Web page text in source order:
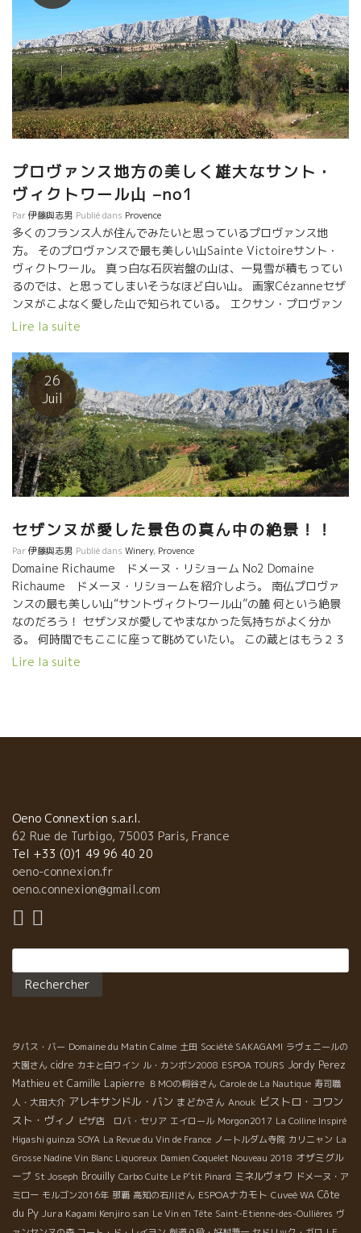
プロヴァンス地方の美しく雄大なサント・
ヴィクトワール山 –no1
Par伊藤與志男 Publié dans Provence
多くのフランス人が住んでみたいと思っているプロヴァンス地
方。 そのプロヴァンスで最も美しい山Sainte Victoireサント・
ヴィクトワール。 真っ白な石灰岩盤の山は、一見雪が積もってい
るのでは、と思ってしまいそうなほど白い山。 画家Cézanneセザ
ンヌがこよなく愛した山で知られている。 エクサン・プロヴァン
スの街から東に車を飛ばせばすぐに見えてくる。 全長１８Km,最
ト。
Lire la suite
26
Juil
セザンヌが愛した景色の真ん中の絶景！！
Par伊藤與志男 Publié dans Winery, Provence
Domaine Richaume ドメーヌ・リショーム No2 Domaine
Richaume ドメーヌ・リショームを紹介しよう。 南仏プロヴァ
ンスの最も美しい山“サントヴィクトワール山”の麓 何という絶景
なのだろう！ セザンヌが愛してやまなかった気持ちがよく分か
る。 何時間でもここに座って眺めていたい。 この蔵とはもう２３
年前からの付き合いだ。 最初はお父さんのエニンドさんだった。
ン醸造を経験。特にカリフォルニアには長くいた、90年代に、こ
こプロヴァンスに帰ってきた。当時、カルフォルニアも濃厚なワ
インが全盛期の時代だった。 その頃の、シルヴァンさんのワイン
は、本当に濃縮していた。1998年はそのころのワインだ。
Lire la suite
Oeno Connextion s.a.r.l.
62 Rue de Turbigo, 75003 Paris, France
Tel +33 (0)1 49 96 40 20
oeno-connexion.fr
oeno.connexion@gmail.com
タパス・バー Domaine du Matin Calme 土田 Société SAKAGAMI ラヴェニールの
大園さん cidre カキと白ワイン ル・カンボン2008 ESPOA TOURS Jordy Perez
Mathieu et Camille Lapierre ＢＭОの桐谷さん Carole de La Nautique 寿司職
人・大田大介 アレキサンドル・バン まどかさん Anouk ビストロ・コワン
スト・ヴィノ ピザ店 ロバ・セリア エイロール Morgon2017 La Colline Inspiré
Higashi guinza SOYA La Revue du Vin de France ノートルダム寺院 カリニャン La
Grosse Nadine Vin Blanc Liquoreux Damien Coquelet Nouveau 2018 オザミグル
ープ St Joseph Brouilly Carbo Culte Le P'tit Pinard ミネルヴォワ ドメーヌ・ア
ミロー モルゴン2016年 那覇 高知の石川さん ESPOAナカモト Cuveé WA Côte
du Py Jura Kagami Kenjiro san Le Vin en Tête Saint-Etienne-des-Oullières ヴ